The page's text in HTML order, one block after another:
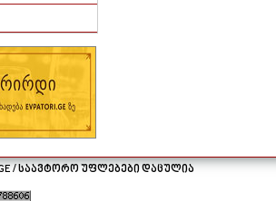
/ საავტორო უფლებები დაცულია